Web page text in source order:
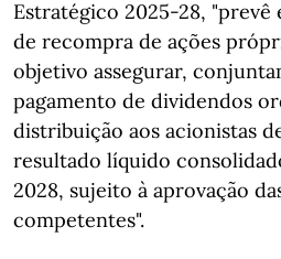
Estratégico 2025-28,
de recompra de ações
objetivo assegurar,
pagamento de dividendos
distribuição aos acionistas
resultado líquido
2028, sujeito à aprovação
competentes".